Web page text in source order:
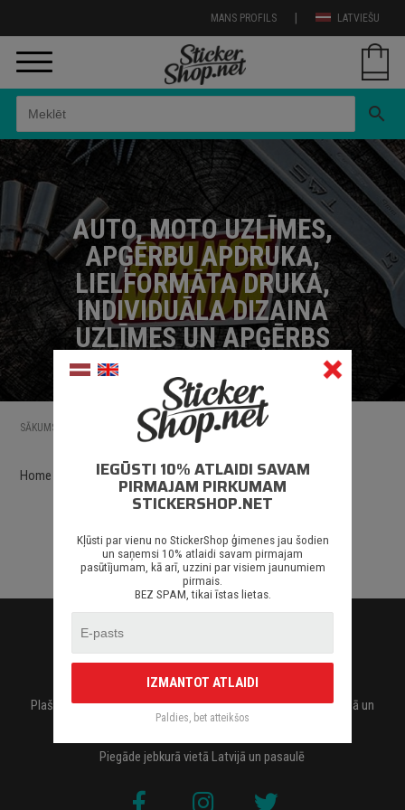
LATVIEŠU
|
MANS PROFILS
search
AUTO, MOTO UZLĪMES,
APĢĒRBU APDRUKA,
LIELFORMĀTA DRUKA,
INDIVIDUĀLA DIZAINA
UZLĪMES UN APĢĒRBS
SĀKUMS
Home
Plašākā uzlīmju un apdrukas izvēle. Pasūti jebkurā izmērā, krāsā un
daudzumā
Piegāde jebkurā vietā Latvijā un pasaulē
IEGŪSTI 10% ATLAIDI SAVAM
PIRMAJAM PIRKUMAM
STICKERSHOP.NET
Kļūsti par vienu no StickerShop ģimenes jau šodien
un saņemsi 10% atlaidi savam pirmajam
pasūtījumam, kā arī, uzzini par visiem jaunumiem
pirmais.
BEZ SPAM, tikai īstas lietas.
IZMANTOT ATLAIDI
Paldies, bet atteikšos